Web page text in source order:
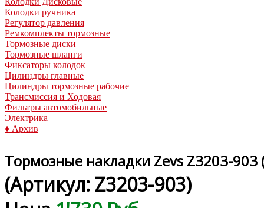
Колодки ручника
Регулятор давления
Ремкомплекты тормозные
Тормозные диски
Тормозные шланги
Фиксаторы колодок
Цилиндры главные
Цилиндры тормозные рабочие
Трансмиссия и Ходовая
Фильтры автомобильные
Электрика
♦ Архив
Тормозные накладки Zevs Z3203-903
(Артикул: Z3203-903)